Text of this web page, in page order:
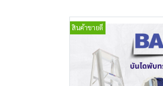
สินค้าขายดี